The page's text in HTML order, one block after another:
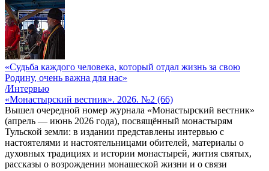
«Судьба каждого человека, который отдал жизнь за свою
Родину, очень важна для нас»
/Интервью
«Монастырский вестник». 2026. №2 (66)
Вышел очередной номер журнала «Монастырский вестник»
(апрель — июнь 2026 года), посвящённый монастырям
Тульской земли: в издании представлены интервью с
настоятелями и настоятельницами обителей, материалы о
духовных традициях и истории монастырей, жития святых,
рассказы о возрождении монашеской жизни и о связи